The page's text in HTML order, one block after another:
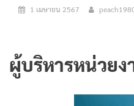
1 เมษายน 2567
ผู้บริหารหน่วยง